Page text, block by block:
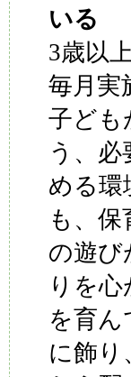
いる
3歳以
毎月実
子ども
う、
める環
も、
の遊び
りを
を育
に飾り